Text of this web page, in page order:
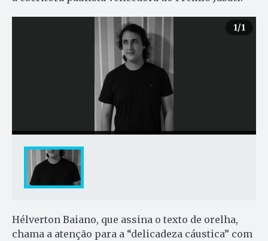
1/1
Hélverton Baiano, que assina o texto de orelha,
chama a atenção para a “delicadeza cáustica” com